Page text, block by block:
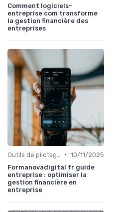
Comment logiciels-
entreprise com transforme
la gestion financière des
entreprises
• 10/11/2025
Formanovadigital fr guide
entreprise : optimiser la
gestion financière en
entreprise